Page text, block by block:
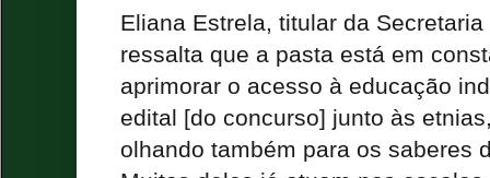
Eliana Estrela, titular da
ressalta que a pasta está em
aprimorar o acesso à educação
edital [do concurso] junto às
olhando também para os saberes